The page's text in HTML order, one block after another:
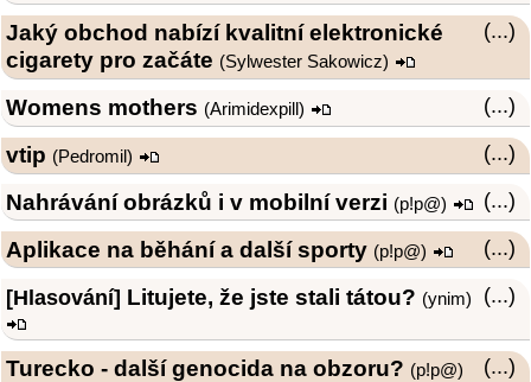
(...)
Jaký obchod nabízí kvalitní elektronické
cigarety pro začáte (Sylwester Sakowicz)
(...)
Womens mothers (Arimidexpill )
(...)
vtip (Pedromil)
(...)
Nahrávání obrázků i v mobilní verzi (p!p@)
(...)
Aplikace na běhání a další sporty (p!p@)
(...)
[Hlasování] Litujete, že jste stali tátou? (ynim)
(...)
Turecko - další genocida na obzoru? (p!p@)